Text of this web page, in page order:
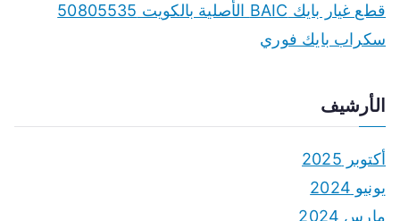
قطع غيار بايك BAIC الأصلية بالكويت 50805535
سكراب بايك فوري
الأرشيف
أكتوبر 2025
يونيو 2024
مارس 2024